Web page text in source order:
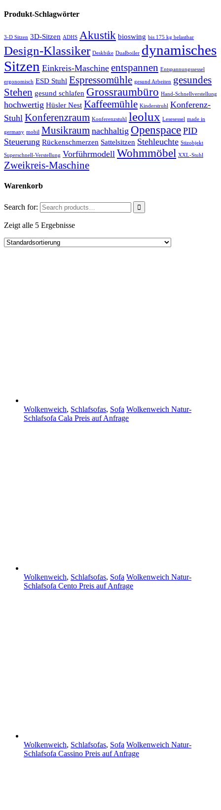
Produkt-Schlagwörter
3-D Sitzen 3D-Sitzen ADHS Akustik bioswing bis 175 kg belastbar
Design-Klassiker Deskbike Dualboiler dynamisches
Sitzen Einkreis-Maschine entspannen Entspannungssessel
ergonomisch ESD Stuhl Espressomühle gesund Arbeiten gesundes
Stehen gesund schlafen Grossraumbüro Hand-Schnellverstellung
hochwertig Hüsler Nest Kaffeemühle Kinderstruhl Konferenz-
Stuhl Konferenzraum Konferenzstuhl leolux Lesesessel made in
germany mobil Musikraum nachhaltig Openspace PID
Steuerung Rückenschmerzen Sattelsitzen Stehleuchte Stizobjekt
Superschnell-Verstellung Vorführmodell Wohmmöbel XXL-Stuhl
Zweikreis-Maschine
Warenkorb
Search for:
Zeigt alle 5 Ergebnisse
Wolkenweich, Schlafsofas, Sofa Wolkenweich Natur-
Schlafsofa Cala Preis auf Anfrage
Wolkenweich, Schlafsofas, Sofa Wolkenweich Natur-
Schlafsofa Cento Preis auf Anfrage
Wolkenweich, Schlafsofas, Sofa Wolkenweich Natur-
Schlafsofa Cassino Preis auf Anfrage